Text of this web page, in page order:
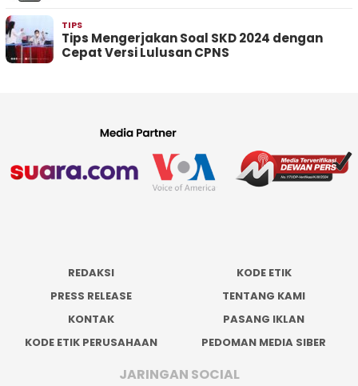
TIPS
Tips Mengerjakan Soal SKD 2024 dengan
Cepat Versi Lulusan CPNS
REDAKSI
KODE ETIK
PRESS RELEASE
TENTANG KAMI
KONTAK
PASANG IKLAN
KODE ETIK PERUSAHAAN
PEDOMAN MEDIA SIBER
JARINGAN SOCIAL